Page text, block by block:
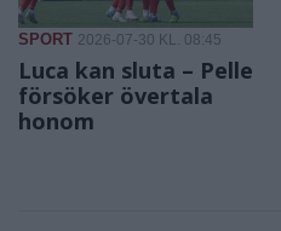
SPORT 2026-07-30 KL. 08:45
Luca kan sluta – Pelle
försöker övertala
honom